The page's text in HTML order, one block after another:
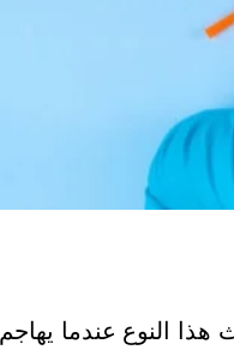
النوع عندما يهاجم